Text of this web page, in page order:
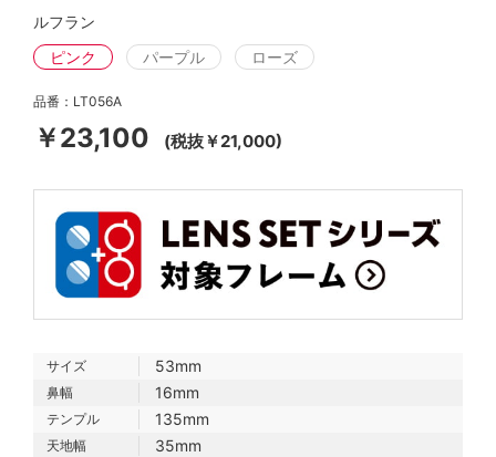
ルフラン
ピンク
パープル ローズ
品番：LT056A
￥23,100 (税抜￥21,000)
サイズ 53mm
鼻幅 16mm
テンプル 135mm
天地幅 35mm